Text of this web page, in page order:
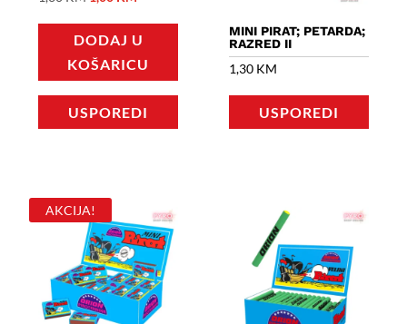
bila
je:
je:
1,00 KM.
DODAJ U
KOŠARICU
USPOREDI
MINI PIRAT; PETARDA;
RAZRED II
1,30 KM
USPOREDI
AKCIJA!